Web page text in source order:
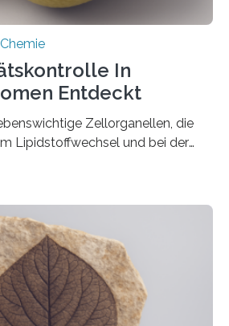
In
Entdeckt
Zellorganellen, die
Lipidstoffwechsel und bei der
zahlreiche Enzyme präzise in
Bochum um Prof. Dr. Ralf Erdmann
Yusuf hat nun einen bislang
des
in der Bäckerhefe
entdeckt, der für die
Organellen entscheidend ist. Die